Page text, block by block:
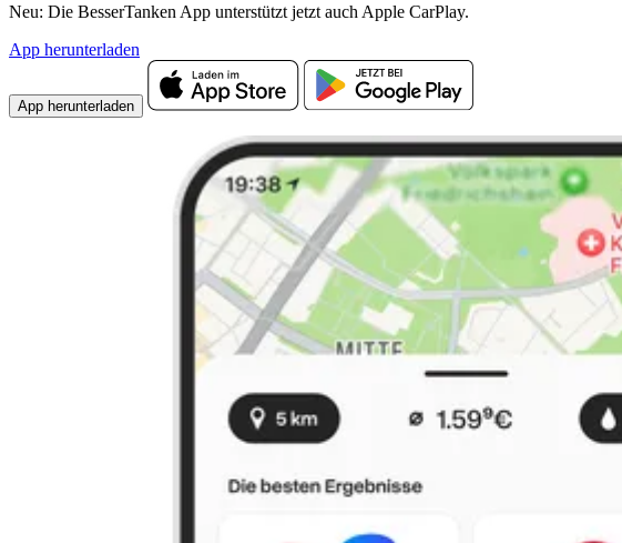
Neu: Die BesserTanken App unterstützt jetzt auch Apple CarPlay.
App herunterladen
App herunterladen